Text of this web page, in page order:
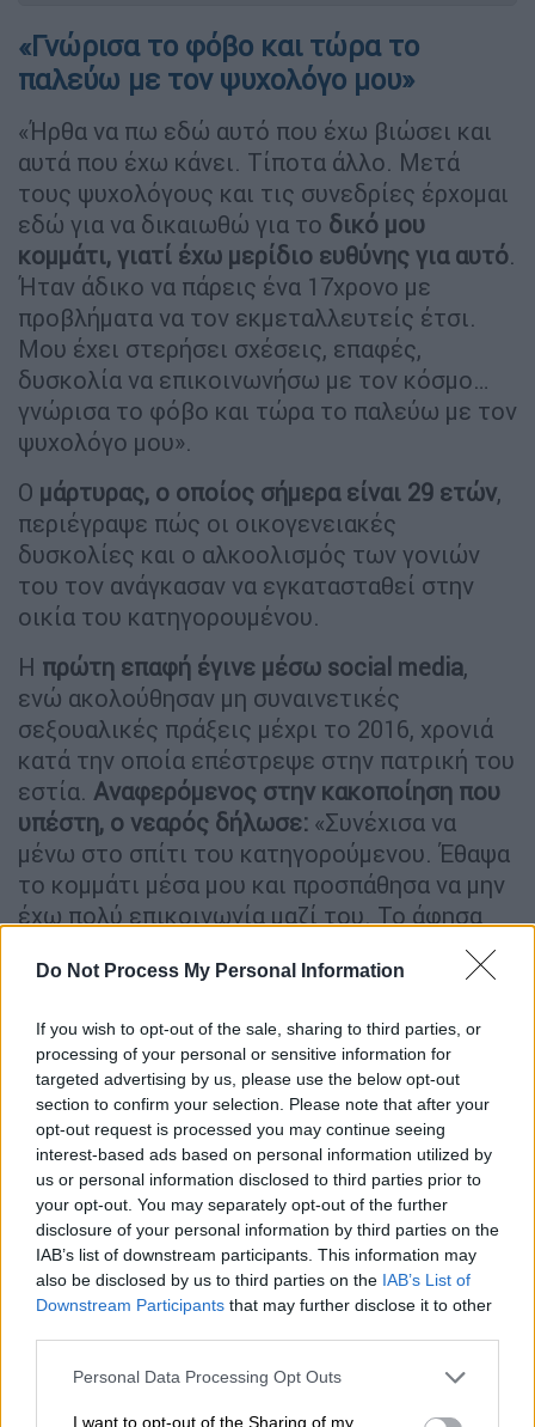
Do Not Process My Personal Information
If you wish to opt-out of the sale, sharing to third parties, or
processing of your personal or sensitive information for
targeted advertising by us, please use the below opt-out
section to confirm your selection. Please note that after your
opt-out request is processed you may continue seeing
interest-based ads based on personal information utilized by
us or personal information disclosed to third parties prior to
your opt-out. You may separately opt-out of the further
disclosure of your personal information by third parties on the
IAB’s list of downstream participants. This information may
also be disclosed by us to third parties on the IAB’s List of
Downstream Participants that may further disclose it to other
Please note that this website/app uses one or more Google
not limited to your visit or usage behaviour. You may click to
Personal Data Processing Opt Outs
I want to opt-out of the Sharing of my
«Γνώρισα το φόβο και τώρα το
παλεύω με τον ψυχολόγο μου»
«Ήρθα να πω εδώ αυτό που έχω βιώσει και
αυτά που έχω κάνει. Τίποτα άλλο. Μετά
τους ψυχολόγους και τις συνεδρίες έρχομαι
εδώ για να δικαιωθώ για το δικό μου
κομμάτι, γιατί έχω μερίδιο ευθύνης για αυτό.
Ήταν άδικο να πάρεις ένα 17χρονο με
προβλήματα να τον εκμεταλλευτείς έτσι.
Μου έχει στερήσει σχέσεις, επαφές,
δυσκολία να επικοινωνήσω με τον κόσμο…
γνώρισα το φόβο και τώρα το παλεύω με τον
ψυχολόγο μου».
Ο μάρτυρας, ο οποίος σήμερα είναι 29 ετών,
περιέγραψε πώς οι οικογενειακές
δυσκολίες και ο αλκοολισμός των γονιών
του τον ανάγκασαν να εγκατασταθεί στην
οικία του κατηγορουμένου.
Η πρώτη επαφή έγινε μέσω social media,
ενώ ακολούθησαν μη συναινετικές
σεξουαλικές πράξεις μέχρι το 2016, χρονιά
κατά την οποία επέστρεψε στην πατρική του
εστία. Αναφερόμενος στην κακοποίηση που
υπέστη, ο νεαρός δήλωσε: «Συνέχισα να
μένω στο σπίτι του κατηγορούμενου. Έθαψα
το κομμάτι μέσα μου και προσπάθησα να μην
έχω πολύ επικοινωνία μαζί του. Το άφησα
αντίστοιχη κίνηση, του έκανα αναφορά ότι
με πλησίαζε με αυτό τον τρόπο ξανά. Ήθελα
να λάβει το μήνυμα ότι δεν μου αρέσει».
Παρά τις προσπάθειές του να θέσει σαφή
όρια, ο κατηγορούμενος τον βίασε ένα
βράδυ, την ώρα που στο σπίτι βρίσκονταν
και άλλοι νεαροί. Το θύμα βρισκόταν στο
κρεβάτι συζητώντας με έναν φίλο του για
τον οποίο έτρεφε αισθήματα, όταν δέχθηκε
την επίθεση.
δυνατότητα. Όλα έγιναν χωρίς καμιά
προειδοποίηση. Προσπάθησα να καταλάβω